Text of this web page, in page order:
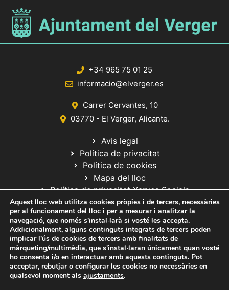
+34 965 75 01 25
informacio@elverger.es
Carrer Cervantes, 10
03770 - El Verger, Alicante.
Avis legal
Política de privacitat
Política de cookies
Mapa del lloc
Política de privacitat Xarxes Socials
© 2020 Web desarrollada por el Servicio de Informática de Diputación
de Alicante
Aquest lloc web utilitza cookies pròpies i de tercers, necessàries
per al funcionament del lloc i per a mesurar i analitzar la
navegació, que només s'instal·larà si vosté les accepta.
Addicionalment, alguns continguts integrats de tercers poden
implicar l'ús de cookies de tercers amb finalitats de
màrqueting/multimèdia, que s'instal·laran únicament quan vosté
ho consenta i/o en interactuar amb aquests continguts. Pot
acceptar, rebutjar o configurar les cookies no necessàries en
qualsevol moment als ajustaments.